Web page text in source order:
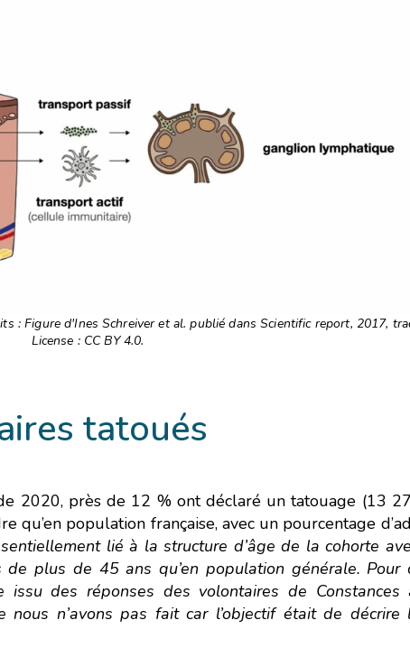
ça vous concerne
diminuer drastiquement les besoins énergétiques nécessaires à
Eco. Celui-ci sollicitera très peu nos serveurs et vous deviendrez
ACTIVER LE MODE ECO ANNULER
: Figure d'Ines Schreiver et al. publié dans Scientific report, 2017,
License : CC BY 4.0.
tatoués
2020, près de 12 % ont déclaré un tatouage (13
qu’en population française, avec un pourcentage
lié à la structure d’âge de la cohorte
plus de 45 ans qu’en population générale. Pour
des réponses des volontaires de Constances
nous n’avons pas fait car l’objectif était de